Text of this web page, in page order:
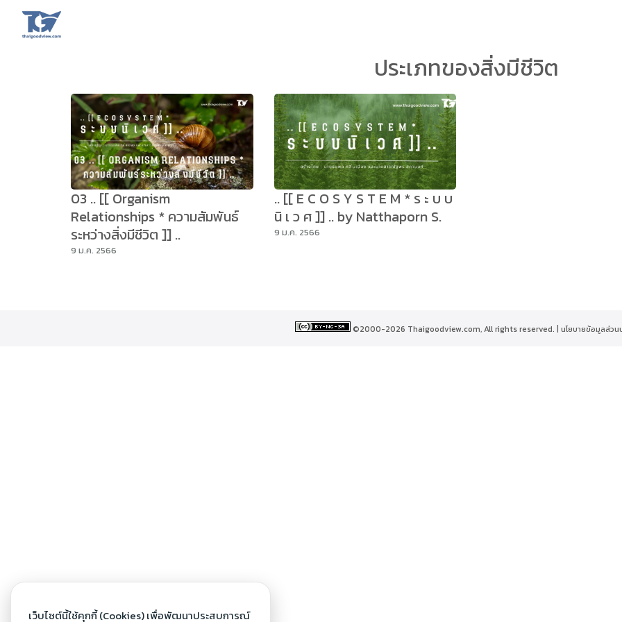
content
ประเภทของสิ่งมีชีวิต
03 .. [[ Organism
Relationships * ความสัมพันธ์
ระหว่างสิ่งมีชีวิต ]] ..
9 ม.ค. 2566
.. [[ E C O S Y S T E M * ร ะ บ บ
นิ เ ว ศ ]] .. by Natthaporn S.
9 ม.ค. 2566
©2000-2026 Thaigoodview.com, All rights reserved. | นโยบายข้อมูลส่ว
เว็บไซต์นี้ใช้คุกกี้ (Cookies) เพื่อพัฒนาประสบการณ์